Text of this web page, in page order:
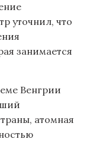
уточнил, что
занимается
Венгрии
атомная